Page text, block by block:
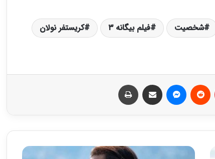
شخصیت فیلم بیگانه ۳
کریستفر نولان
س